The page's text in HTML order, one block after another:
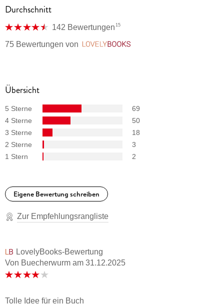
Durchschnitt
142 Bewertungen 15
75 Bewertungen von
Übersicht
5 Sterne
69
4 Sterne
50
3 Sterne
18
2 Sterne
3
1 Stern
2
Eigene Bewertung schreiben
Zur Empfehlungsrangliste
LovelyBooks-Bewertung
Von Buecherwurm am 31.12.2025
Tolle Idee für ein Buch